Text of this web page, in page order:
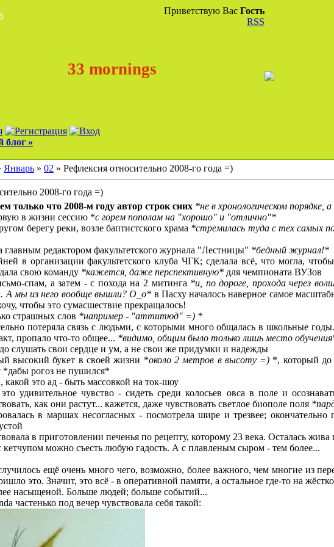
Приветствую Вас Гость
RSS
33 mornings
блог »
Январь » 02 » Рефлексия относительно 2008-го года =)
2008-го года =)
только что 2008-м году автор строк сиих *не в хронологическом порядке,
в жизни сессию *с горем пополам на "хорошо" и "отлично"*
берегу реки, возле баптистского храма *стремилась туда с тех самых
главным редактором факультетского журнала "Лестницы" *бедный журнал!*
в организации факультетского клуба ЧГК; сделала всё, что могла,
свою команду *кажется, даже перспективную* для чемпионата ВУЗов
спам, а затем - с похода на 2 митинга *и, по дороге, прохода через
А мы из него вообще вышли? О_о* в Пасху началось наверное самое
чтобы это сумасшествие прекращалось!
страшных слов *например - "аттитюд" =) *
потеряла связь с людьми, с которыми много общалась в школьные
пропало что-то общее... *видимо, общим было только лишь место
слушать свои сердце и ум, а не свои же придумки и надежды
высокий букет в своей жизни *около 2 метров в высоту =) *, который до
*дабы рогоз не пушился*
какой это ад - быть массовкой на ток-шоу
удивительное чувство - сидеть среди колосьев овса в поле и
как они растут... кажется, даже чувствовать светлое биополе поля
в маршах несогласных - посмотрела шире и трезвее;
в приготовлении печенья по рецепту, которому 23 века. Осталась жива
кетчупом можно съесть любую гадость. А с плавленым сыром - тем более...
ещё очень много чего, возможно, более важного, чем многие из
это. Значит, это всё - в оперативной памяти, а остальное где-то на
насыщеной. Больше людей; больше событий...
частенько под вечер чувствовала себя такой: